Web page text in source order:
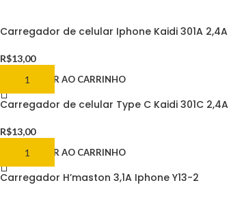
Carregador de celular Iphone Kaidi 301A 2,4A
R$13,00
ADICIONAR AO CARRINHO
Carregador de celular Type C Kaidi 301C 2,4A
R$13,00
ADICIONAR AO CARRINHO
Carregador H’maston 3,1A Iphone Y13-2